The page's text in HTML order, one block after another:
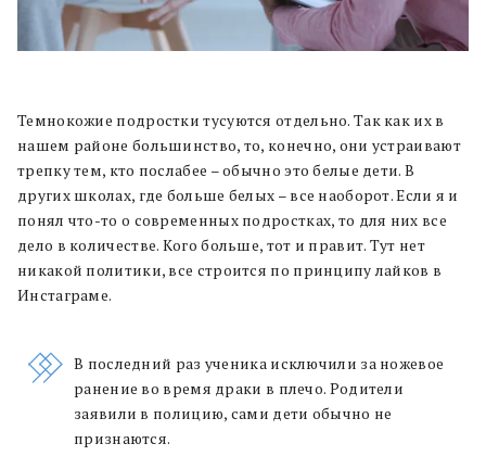
Темнокожие подростки тусуются отдельно. Так как их в
нашем районе большинство, то, конечно, они устраивают
трепку тем, кто послабее – обычно это белые дети. В
других школах, где больше белых – все наоборот. Если я и
понял что-то о современных подростках, то для них все
дело в количестве. Кого больше, тот и правит. Тут нет
никакой политики, все строится по принципу лайков в
Инстаграме.
В последний раз ученика исключили за ножевое
ранение во время драки в плечо. Родители
заявили в полицию, сами дети обычно не
признаются.